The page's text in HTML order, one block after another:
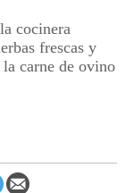
cocinera
frescas y
la carne de ovino